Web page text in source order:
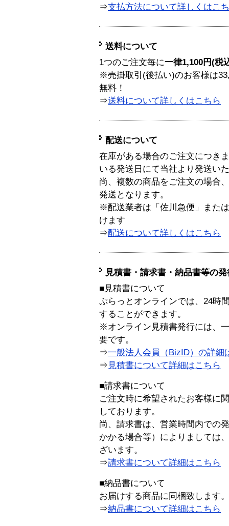
⇒支払方法について詳しくはこ
送料について
1つのご注文毎に一律1,100円(税
※売掛取引(後払い)のお客様は
無料！
⇒送料について詳しくはこちら
配送について
在庫がある場合のご注文につき
いる発送日にて当社より発送い
尚、複数の商品をご注文の場合
発送となります。
※配送業者は「佐川急便」また
けます
⇒配送について詳しくはこちら
見積書・請求書・納品書等の
■見積書について
ぷらっとオンラインでは、24時
することができます。
※オンライン見積書発行には、
要です。
⇒一般法人会員（BizID）の詳細
⇒ 見積書について詳細はこちら
■請求書について
ご注文時に希望されたお客様に
しております。
尚、請求書は、営業時間内での
かかる場合等）によりましては
ざいます。
⇒請求書について詳細はこちら
■納品書について
お届けする商品に同梱致します。
⇒納品書について詳細はこちら